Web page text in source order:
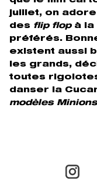
juillet, on
des flip flopà la
préférés.
existent aussi
les grands,
toutes
danser la
modèles